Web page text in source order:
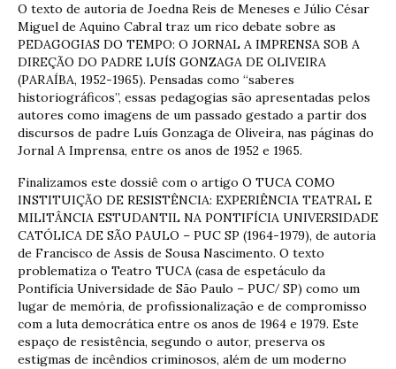
O texto de autoria de Joedna Reis de Meneses e Júlio César
Miguel de Aquino Cabral traz um rico debate sobre as
PEDAGOGIAS DO TEMPO: O JORNAL A IMPRENSA SOB A
DIREÇÃO DO PADRE LUÍS GONZAGA DE OLIVEIRA
(PARAÍBA, 1952-1965). Pensadas como “saberes
historiográficos”, essas pedagogias são apresentadas pelos
autores como imagens de um passado gestado a partir dos
discursos de padre Luís Gonzaga de Oliveira, nas páginas do
Jornal A Imprensa, entre os anos de 1952 e 1965.
Finalizamos este dossiê com o artigo O TUCA COMO
INSTITUIÇÃO DE RESISTÊNCIA: EXPERIÊNCIA TEATRAL E
MILITÂNCIA ESTUDANTIL NA PONTIFÍCIA UNIVERSIDADE
CATÓLICA DE SÃO PAULO – PUC SP (1964-1979), de autoria
de Francisco de Assis de Sousa Nascimento. O texto
problematiza o Teatro TUCA (casa de espetáculo da
Pontifícia Universidade de São Paulo – PUC∕ SP) como um
lugar de memória, de profissionalização e de compromisso
com a luta democrática entre os anos de 1964 e 1979. Este
espaço de resistência, segundo o autor, preserva os
estigmas de incêndios criminosos, além de um moderno